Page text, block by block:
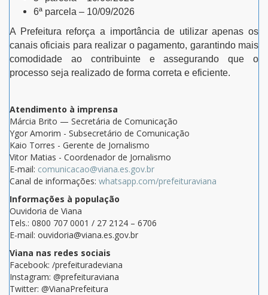
6ª parcela – 10/09/2026
A Prefeitura reforça a importância de utilizar apenas os
canais oficiais para realizar o pagamento, garantindo mais
comodidade ao contribuinte e assegurando que o
processo seja realizado de forma correta e eficiente.
Atendimento à imprensa
Márcia Brito — Secretária de Comunicação
Ygor Amorim - Subsecretário de Comunicação
Kaio Torres - Gerente de Jornalismo
Vitor Matias - Coordenador de Jornalismo
E-mail: comunicacao@viana.es.gov.br
Canal de informações: whatsapp.com/prefeituraviana
Informações à população
Ouvidoria de Viana
Tels.: 0800 707 0001 / 27 2124 – 6706
E-mail: ouvidoria@viana.es.gov.br
Viana nas redes sociais
Facebook: /prefeituradeviana
Instagram: @prefeituraviana
Twitter: @VianaPrefeitura